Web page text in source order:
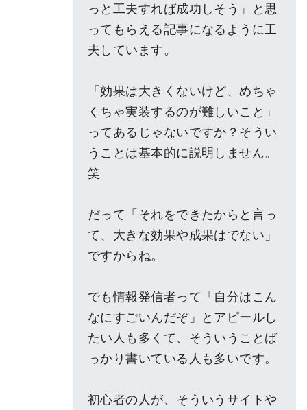
っと工夫すれば成功しそう」と思
ってもらえる記事になるように工
夫しています。
「効果は大きくないけど、めちゃ
くちゃ実装するのが難しいこと」
ってあるじゃないですか？そうい
うことは基本的に説明しません。
笑
だって「それをできたからと言っ
て、大きな効果や成果はでない」
ですからね。
でも情報発信者って「自分はこん
なにすごいんだぞ」とアピールし
たい人も多くて、そういうことば
っかり書いている人も多いです。
初心者の人が、そういうサイトや